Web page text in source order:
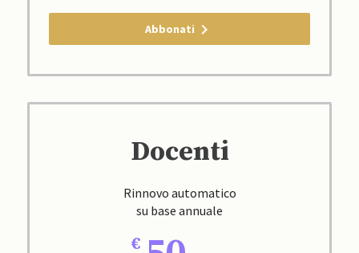
Abbonati
Docenti
Rinnovo automatico
su base annuale